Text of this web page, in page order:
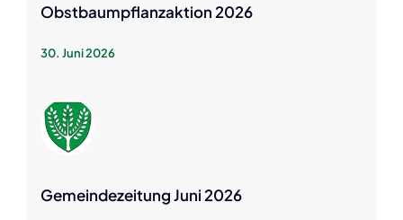
Obstbaumpflanzaktion 2026
30. Juni 2026
Gemeindezeitung Juni 2026